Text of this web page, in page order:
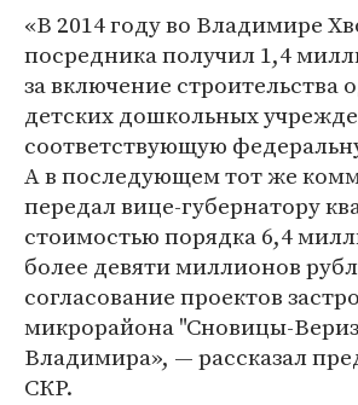
«В 2014 году во Владимире
посредника получил 1,4
за включение строительства
детских дошкольных
соответствующую
А в последующем тот же
передал вице-губернатору
стоимостью порядка 6,4
более девяти миллионов
согласование проектов
микрорайона "Сновицы-
Владимира», — рассказал
СКР.